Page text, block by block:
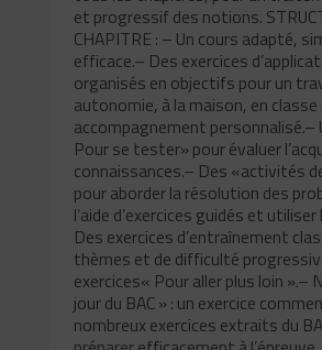
et progressif des notions.
CHAPITRE : – Un cours adapté,
efficace.– Des exercices
organisés en objectifs pour un
autonomie, à la maison, en classe
accompagnement personnalisé.–
Pour se tester» pour évaluer
connaissances.– Des «activités
pour aborder la résolution des
l’aide d’exercices guidés et
Des exercices d’entraînement
thèmes et de difficulté
exercices« Pour aller plus loin ».–
jour du BAC » : un exercice
nombreux exercices extraits du